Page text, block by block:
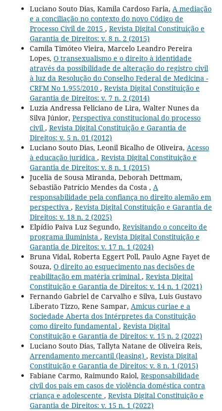
Luciano Souto Dias, Kamila Cardoso Faria, A mediação
e a conciliação no contexto do novo Código de
Processo Civil de 2015 , Revista Digital Constituição e
Garantia de Direitos: v. 8 n. 2 (2015)
Camila Timóteo Vieira, Marcelo Leandro Pereira
Lopes, O transexualismo e o direito à identidade
através da possibilidade de alteração do registro civil
à luz da Resolução do Conselho Federal de Medicina -
CRFM No 1.955/2010 , Revista Digital Constituição e
Garantia de Direitos: v. 7 n. 2 (2014)
Luzia Andressa Feliciano de Lira, Walter Nunes da
Silva Júnior, Perspectiva constitucional do processo
civil , Revista Digital Constituição e Garantia de
Direitos: v. 5 n. 01 (2012)
Luciano Souto Dias, Leonil Bicalho de Oliveira, Acesso
à educação jurídica , Revista Digital Constituição e
Garantia de Direitos: v. 8 n. 1 (2015)
Jucelia de Sousa Miranda, Deborah Dettmam,
Sebastião Patrício Mendes da Costa , A
responsabilidade pela confiança no direito alemão em
perspectiva , Revista Digital Constituição e Garantia de
Direitos: v. 18 n. 2 (2025)
Elpídio Paiva Luz Segundo, Revisitando o conceito de
programa iluminista , Revista Digital Constituição e
Garantia de Direitos: v. 17 n. 1 (2024)
Bruna Vidal, Roberta Eggert Poll, Paulo Agne Fayet de
Souza, O direito ao esquecimento nas decisões de
reabilitação em matéria criminal , Revista Digital
Constituição e Garantia de Direitos: v. 14 n. 1 (2021)
Fernando Gabriel de Carvalho e Silva, Luis Gustavo
Liberato Tizzo, Rene Sampar, Amicus curiae e a
Sociedade Aberta dos Intérpretes da Constituição
como direito fundamental , Revista Digital
Constituição e Garantia de Direitos: v. 15 n. 2 (2022)
Luciano Souto Dias, Tallyta Natane de Oliveira Reis,
Arrendamento mercantil (leasing) , Revista Digital
Constituição e Garantia de Direitos: v. 8 n. 1 (2015)
Fabiane Carmo, Raimundo Raiol, Responsabilidade
civil dos pais em casos de violência doméstica contra
criança e adolescente , Revista Digital Constituição e
Garantia de Direitos: v. 15 n. 1 (2022)